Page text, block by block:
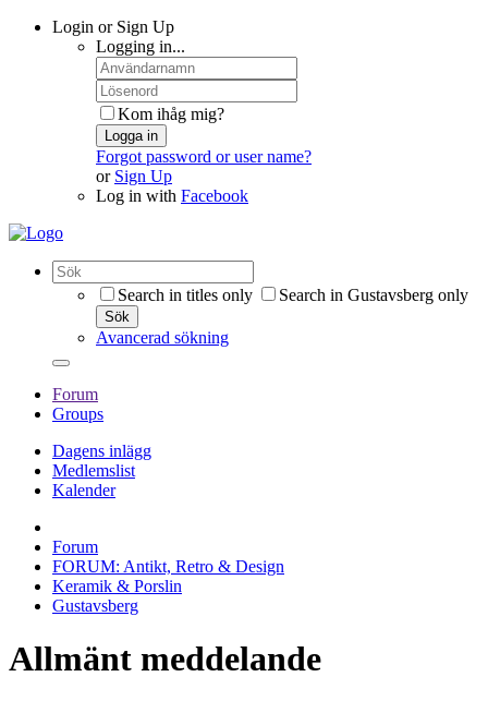
Login or Sign Up
Logging in...
Kom ihåg mig?
Logga in
Forgot password or user name?
or Sign Up
Log in with Facebook
Search in titles only Search in Gustavsberg only
Sök
Avancerad sökning
Forum
Groups
Dagens inlägg
Medlemslist
Kalender
Forum
FORUM: Antikt, Retro & Design
Keramik & Porslin
Gustavsberg
Allmänt meddelande